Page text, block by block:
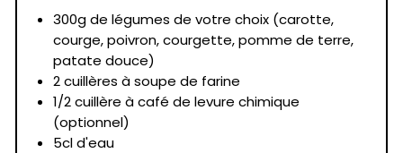
300g de légumes de votre choix (carotte,
courge, poivron, courgette, pomme de terre,
patate douce)
2 cuillères à soupe de farine
1/2 cuillère à café de levure chimique
(optionnel)
5cl d'eau